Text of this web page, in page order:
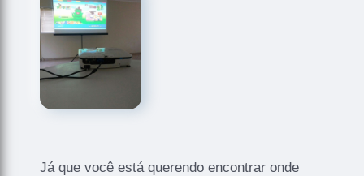
Já que você está querendo encontrar onde